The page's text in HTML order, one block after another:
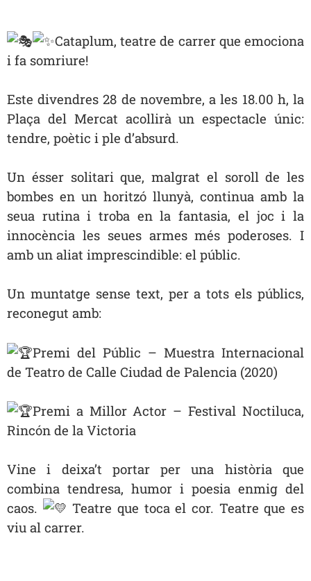
Cataplum, teatre de carrer que emociona
i fa somriure!
Este divendres 28 de novembre, a les 18.00 h, la
Plaça del Mercat acollirà un espectacle únic:
tendre, poètic i ple d’absurd.
Un ésser solitari que, malgrat el soroll de les
bombes en un horitzó llunyà, continua amb la
seua rutina i troba en la fantasia, el joc i la
innocència les seues armes més poderoses. I
amb un aliat imprescindible: el públic.
Un muntatge sense text, per a tots els públics,
reconegut amb:
Premi del Públic – Muestra Internacional
de Teatro de Calle Ciudad de Palencia (2020)
Premi a Millor Actor – Festival Noctiluca,
Rincón de la Victoria
Vine i deixa’t portar per una història que
combina tendresa, humor i poesia enmig del
caos.
Teatre que toca el cor. Teatre que es
viu al carrer.